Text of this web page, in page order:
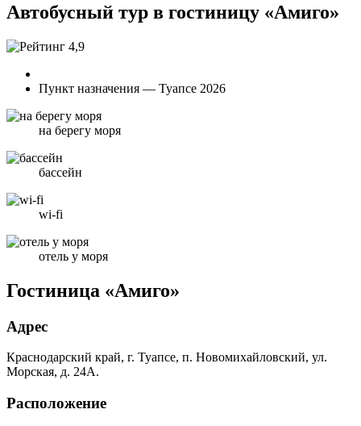
Автобусный тур в гостиницу «Амиго»
4,9
Пункт назначения — Туапсе 2026
на берегу моря
бассейн
wi-fi
отель у моря
Гостиница «Амиго»
Адрес
Краснодарский край, г. Туапсе, п. Новомихайловский, ул.
Морская, д. 24А.
Расположение